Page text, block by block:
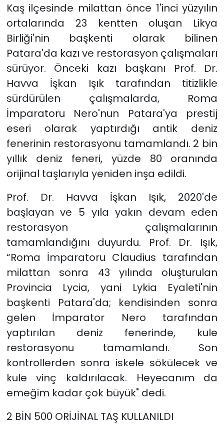
Kaş ilçesinde milattan önce 1'inci yüzyılın
ortalarında 23 kentten oluşan Likya
Birliği'nin başkenti olarak bilinen
Patara'da kazı ve restorasyon çalışmaları
sürüyor. Önceki kazı başkanı Prof. Dr.
Havva İşkan Işık tarafından titizlikle
sürdürülen çalışmalarda, Roma
İmparatoru Nero'nun Patara'ya prestij
eseri olarak yaptırdığı antik deniz
fenerinin restorasyonu tamamlandı. 2 bin
yıllık deniz feneri, yüzde 80 oranında
orijinal taşlarıyla yeniden inşa edildi.
Prof. Dr. Havva İşkan Işık, 2020'de
başlayan ve 5 yıla yakın devam eden
restorasyon çalışmalarının
tamamlandığını duyurdu. Prof. Dr. Işık,
“Roma İmparatoru Claudius tarafından
milattan sonra 43 yılında oluşturulan
Provincia Lycia, yani Lykia Eyaleti'nin
başkenti Patara'da; kendisinden sonra
gelen İmparator Nero tarafından
yaptırılan deniz fenerinde, kule
restorasyonu tamamlandı. Son
kontrollerden sonra iskele sökülecek ve
kule vinç kaldırılacak. Heyecanım da
emeğim kadar çok büyük" dedi.
2 BİN 500 ORİJİNAL TAŞ KULLANILDI